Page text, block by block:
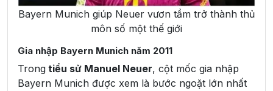
Bayern Munich giúp Neuer vươn tầm trở thành thủ
môn số một thế giới
Gia nhập Bayern Munich năm 2011
Trong tiểu sử Manuel Neuer, cột mốc gia nhập
Bayern Munich được xem là bước ngoặt lớn nhất